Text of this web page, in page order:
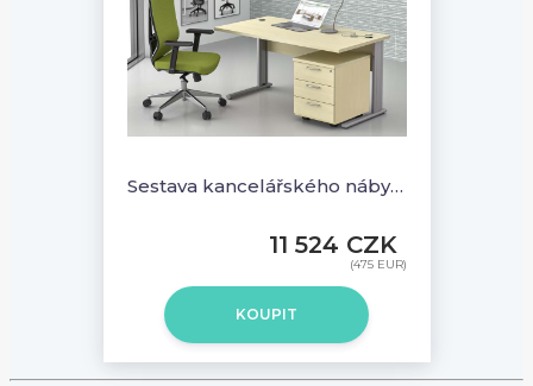
Sestava kancelářského nábytku Komfort 1.2, javor - ZEP 1.2 12
11 524 CZK
(475 EUR)
KOUPIT